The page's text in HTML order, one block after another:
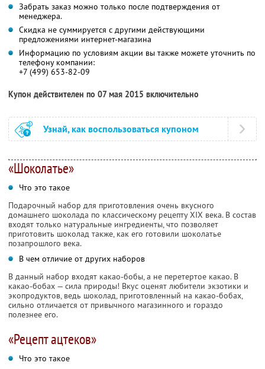
Забрать заказ можно только после подтверждения от
менеджера.
Скидка не суммируется с другими действующими
предложениями интернет-магазина
Информацию по условиям акции вы также можете уточнить по
телефону компании:
+7 (499) 653-82-09
Купон действителен по 07 мая 2015 включительно
Узнай, как воспользоваться купоном
«Шоколатье»
Что это такое
Подарочный набор для приготовления очень вкусного
домашнего шоколада по классическому рецепту XIX века. В состав
входят только натуральные ингредиенты, что позволяет
приготовить шоколад также, как его готовили шоколатье
позапрошлого века.
В чем отличие от других наборов
В данный набор входят какао-бобы, а не перетертое какао. В
какао-бобах — сила природы! Вкус оценят любители экзотики и
экопродуктов, ведь шоколад, приготовленный на какао-бобах,
сильно отличается от привычного магазинного и гораздо
полезнее его.
«Рецепт ацтеков»
Что это такое